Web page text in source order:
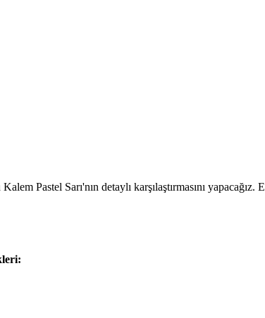
Pastel Sarı'nın detaylı karşılaştırmasını yapacağız.